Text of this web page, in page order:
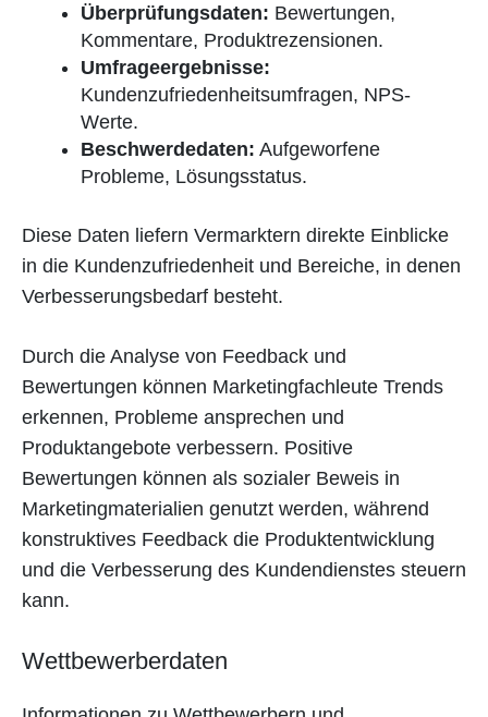
Überprüfungsdaten: Bewertungen,
Kommentare, Produktrezensionen.
Umfrageergebnisse:
Kundenzufriedenheitsumfragen, NPS-
Werte.
Beschwerdedaten: Aufgeworfene
Probleme, Lösungsstatus.
Diese Daten liefern Vermarktern direkte Einblicke
in die Kundenzufriedenheit und Bereiche, in denen
Verbesserungsbedarf besteht.
Durch die Analyse von Feedback und
Bewertungen können Marketingfachleute Trends
erkennen, Probleme ansprechen und
Produktangebote verbessern. Positive
Bewertungen können als sozialer Beweis in
Marketingmaterialien genutzt werden, während
konstruktives Feedback die Produktentwicklung
und die Verbesserung des Kundendienstes steuern
kann.
Wettbewerberdaten